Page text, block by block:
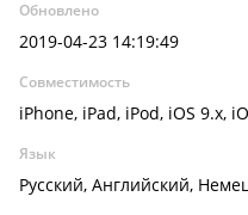
Обновлено
2019-04-23 14:19:49
Совместимость
iPhone, iPad, iPod, iOS 9.x,
Язык
Русский, Английский,